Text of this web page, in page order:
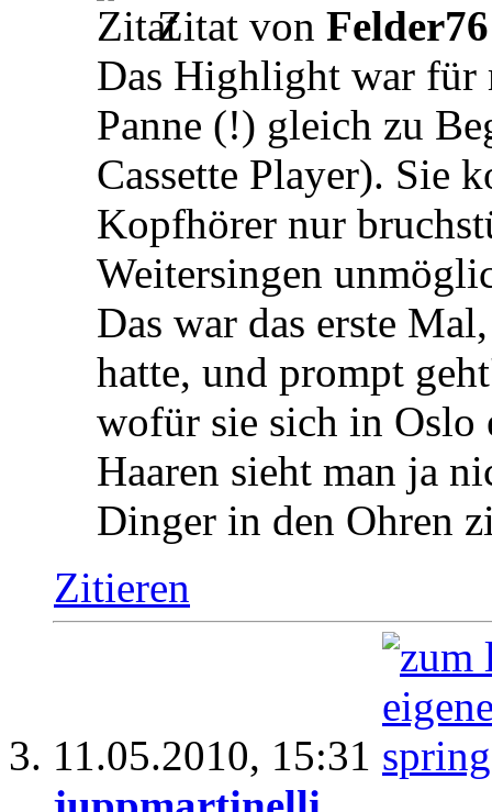
Zitat von Felder76
Das Highlight war für
Panne (!) gleich zu
Cassette Player). Sie
Kopfhörer nur
Weitersingen
Das war das erste
hatte, und prompt
wofür sie sich in Oslo
Haaren sieht man ja
Dinger in den Ohren
Zitieren
11.05.2010, 15:31